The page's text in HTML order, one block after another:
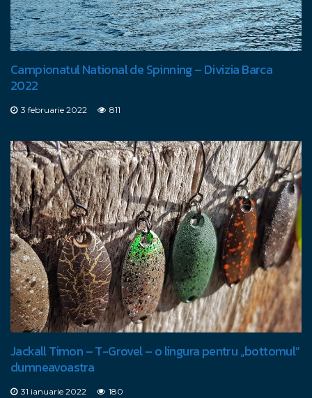
Campionatul National de Spinning – Divizia Barca
2022
3 februarie 2022 811
Jackall Timon – T-Grovel – o lingura pentru „bottomul”
dumneavoastra
31 ianuarie 2022 180